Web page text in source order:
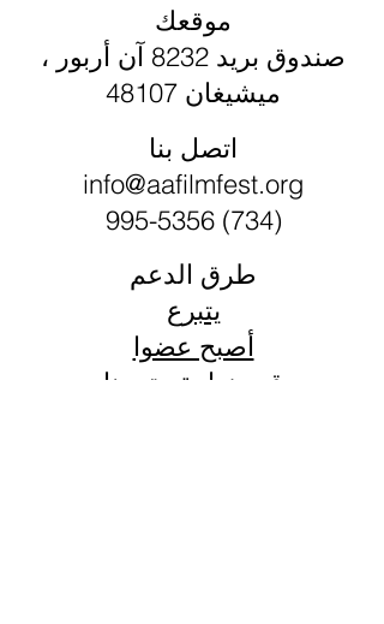
موقعك
صندوق بريد 8232 آن أربور ،
ميشيغان 48107
اتصل بنا
info@aafilmfest.org
(734) 995-5356
طرق الدعم
يتبرع
أصبح عضوا
قم بزيارة متجرنا